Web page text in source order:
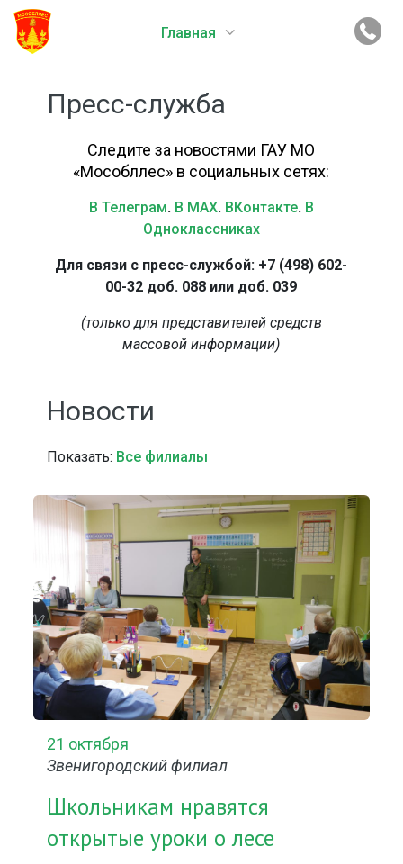
Главная
Пресс-служба
Следите за новостями ГАУ МО
«Мособллес» в социальных сетях:
В Телеграм. В MAX. ВКонтакте. В
Одноклассниках
Для связи с пресс-службой: +7 (498) 602-
00-32 доб. 088 или доб. 039
(только для представителей средств
массовой информации)
Новости
Показать: Все филиалы
21 октября
Звенигородский филиал
Школьникам нравятся
открытые уроки о лесе